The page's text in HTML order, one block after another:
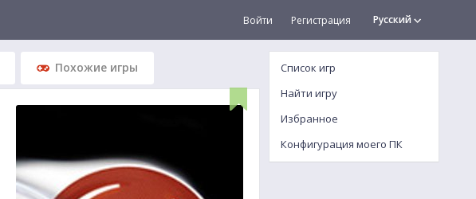
Русский
Войти Регистрация
Похожие игры
Список игр
Найти игру
Избранное
Конфигурация моего ПК